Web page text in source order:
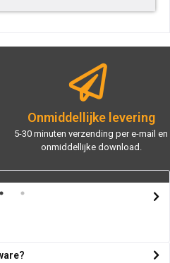
Onmiddellijke levering
5-30 minuten verzending per e-mail en
onmiddellijke download.